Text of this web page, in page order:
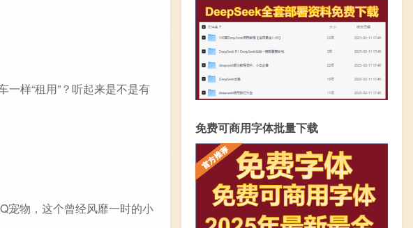
一样“租用”？听起来是不是有
宠物，这个曾经风靡一时的小
免费可商用字体批量下载